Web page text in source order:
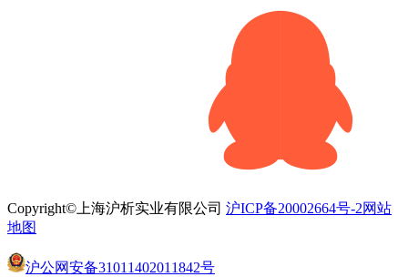
Copyright©上海沪析实业有限公司 沪ICP备20002664号-2网站
地图
沪公网安备31011402011842号